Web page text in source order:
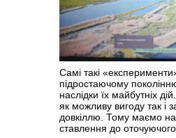
Самі такі
підростаючому
наслідки їх майбутніх
як можливу вигоду так і
довкіллю. Тому маємо
ставлення до